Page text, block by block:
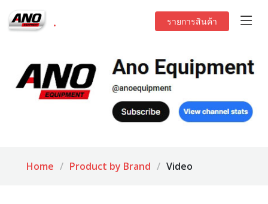
. รายการสินค้า
Home Product by Brand Video